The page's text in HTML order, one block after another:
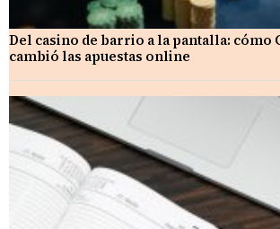
Del casino de barrio a la pantalla: cómo
cambió las apuestas online